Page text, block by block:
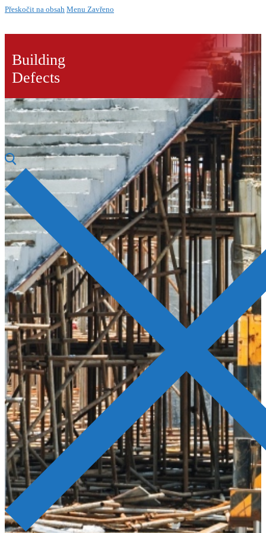
Přeskočit na obsah Menu Zavřeno
Building
Defects